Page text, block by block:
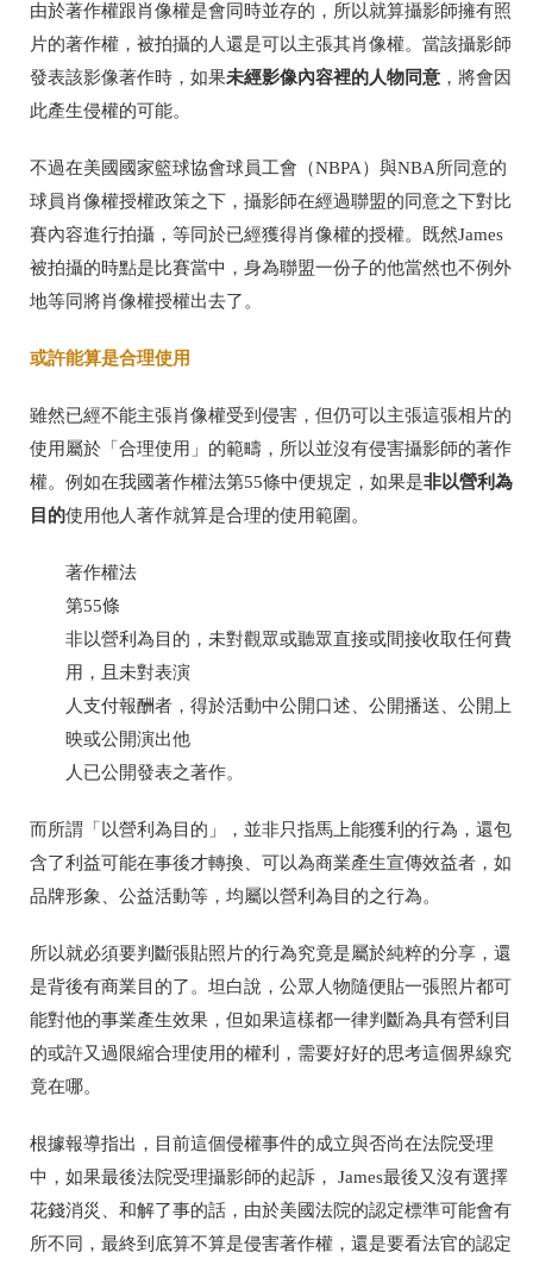
由於著作權跟肖像權是會同時並存的，所以就算攝影師擁有照
片的著作權，被拍攝的人還是可以主張其肖像權。當該攝影師
發表該影像著作時，如果未經影像內容裡的人物同意 ，將會因
此產生侵權的可能。
不過在美國國家籃球協會球員工會（NBPA）與NBA所同意的
球員肖像權授權政策之下，攝影師在經過聯盟的同意之下對比
賽內容進行拍攝，等同於已經獲得肖像權的授權。既然James
被拍攝的時點是比賽當中，身為聯盟一份子的他當然也不例外
地等同將肖像權授權出去了。
或許能算是合理使用
雖然已經不能主張肖像權受到侵害，但仍可以主張這張相片的
使用屬於「合理使用」的範疇，所以並沒有侵害攝影師的著作
權。例如在我國著作權法第55條中便規定，如果是非以營利為
目的使用他人著作就算是合理的使用範圍。
著作權法
第55條
非以營利為目的，未對觀眾或聽眾直接或間接收取任何費
用，且未對表演
人支付報酬者，得於活動中公開口述、公開播送、公開上
映或公開演出他
人已公開發表之著作。
而所謂「以營利為目的」，並非只指馬上能獲利的行為，還包
含了利益可能在事後才轉換、可以為商業產生宣傳效益者，如
品牌形象、公益活動等，均屬以營利為目的之行為。
所以就必須要判斷張貼照片的行為究竟是屬於純粹的分享，還
是背後有商業目的了。坦白說，公眾人物隨便貼一張照片都可
能對他的事業產生效果，但如果這樣都一律判斷為具有營利目
的或許又過限縮合理使用的權利，需要好好的思考這個界線究
竟在哪。
根據報導指出，目前這個侵權事件的成立與否尚在法院受理
中，如果最後法院受理攝影師的起訴，
James最後又沒有選擇
花錢消災、和解了事的話，由於美國法院的認定標準可能會有
所不同，最終到底算不算是侵害著作權，還是要看法官的認定